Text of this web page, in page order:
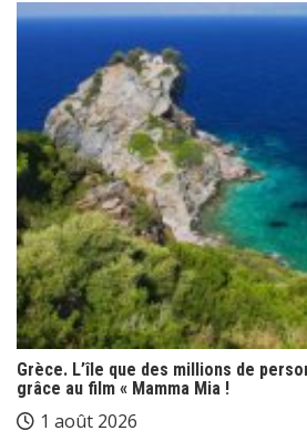
Grèce. L’île que des millions de
grâce au film « Mamma Mia !
1 août 2026